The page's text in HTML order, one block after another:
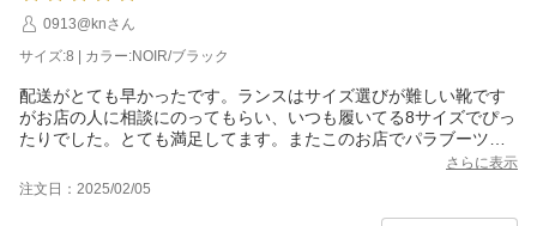
0913@knさん
サイズ:8 | カラー:NOIR/ブラック
配送がとても早かったです。ランスはサイズ選びが難しい靴です
がお店の人に相談にのってもらい、いつも履いてる8サイズでぴっ
たりでした。とても満足してます。またこのお店でパラブーツを
さらに表示
注文日：2025/02/05